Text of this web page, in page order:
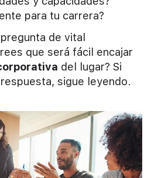
para tu carrera?
de vital
que será fácil encajar
del lugar? Si
sigue leyendo.